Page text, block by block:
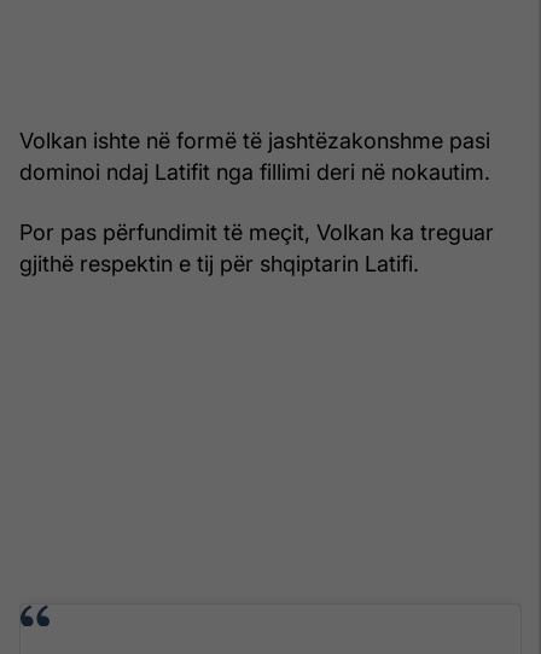
Volkan ishte në formë të jashtëzakonshme pasi
dominoi ndaj Latifit nga fillimi deri në nokautim.
Por pas përfundimit të meçit, Volkan ka treguar
gjithë respektin e tij për shqiptarin Latifi.